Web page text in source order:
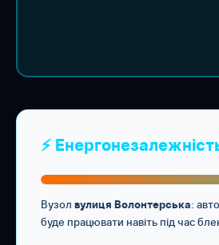
⚡
Вузол вулиця Волонтерська:
буде працювати навіть під час